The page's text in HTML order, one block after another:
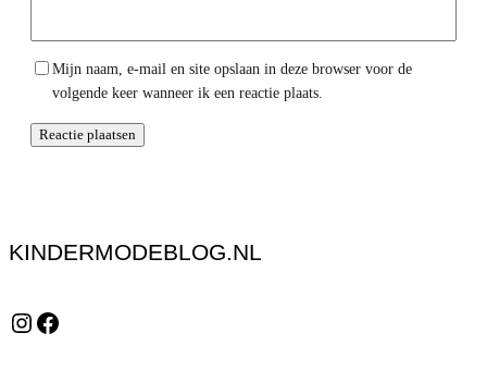
Mijn naam, e-mail en site opslaan in deze browser voor de
volgende keer wanneer ik een reactie plaats.
KINDERMODEBLOG.NL
Instagram Facebook